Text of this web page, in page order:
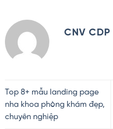
CNV CDP
Top 8+ mẫu landing page
nha khoa phòng khám đẹp,
chuyên nghiệp